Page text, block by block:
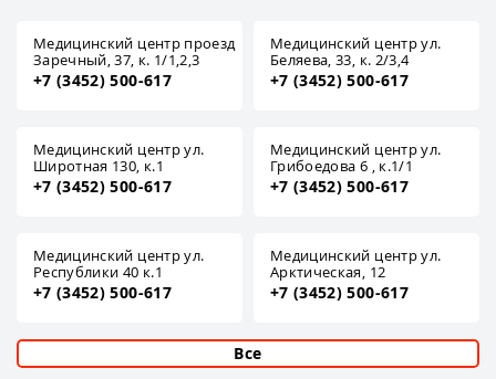
Медицинский центр проезд
Заречный, 37, к. 1/1,2,3
+7 (3452) 500-617
Медицинский центр ул.
Беляева, 33, к. 2/3,4
+7 (3452) 500-617
Медицинский центр ул.
Широтная 130, к.1
+7 (3452) 500-617
Медицинский центр ул.
Грибоедова 6 , к.1/1
+7 (3452) 500-617
Медицинский центр ул.
Республики 40 к.1
+7 (3452) 500-617
Медицинский центр ул.
Арктическая, 12
+7 (3452) 500-617
Все